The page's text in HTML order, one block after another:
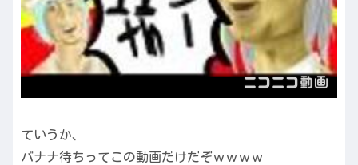
ていうか、
バナナ待ちってこの動画だけだぞｗｗｗｗ